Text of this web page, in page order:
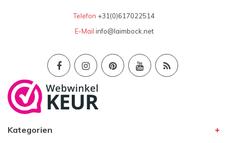
Telefon +31(0)617022514
E-Mail info@laimbock.net
Kategorien